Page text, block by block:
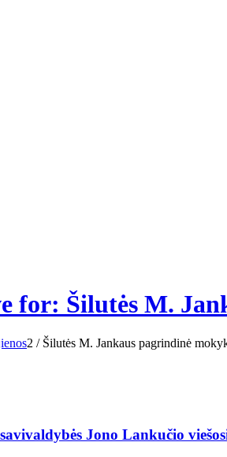
for: Šilutės M.
2 / Šilutės M. Jankaus pagrindinė
Jono Lankučio